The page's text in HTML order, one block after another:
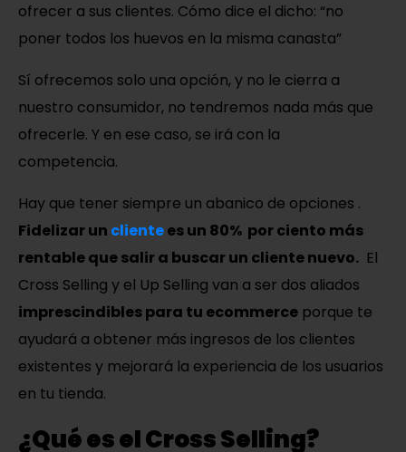
ofrecer a sus clientes. Cómo dice el dicho: “no
poner todos los huevos en la misma canasta”
Sí ofrecemos solo una opción, y no le cierra a
nuestro consumidor, no tendremos nada más que
ofrecerle. Y en ese caso, se irá con la
competencia.
Hay que tener siempre un abanico de opciones .
Fidelizar un clientees un 80% por ciento más
rentable que salir a buscar un cliente nuevo. El
Cross Selling y el Up Selling van a ser dos aliados
imprescindibles para tu ecommerce porque te
ayudará a obtener más ingresos de los clientes
existentes y mejorará la experiencia de los usuarios
en tu tienda.
¿Qué es el Cross Selling?